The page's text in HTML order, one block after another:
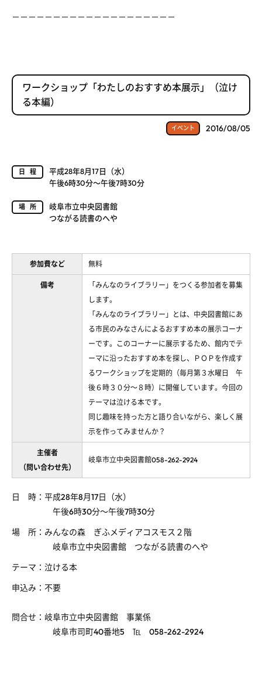
－－－－－－－－－－－－－－－－－－－－
ワークショップ「わたしのおすすめ本展示」（泣け
る本編）
イベント 2016/08/05
日程
平成28年8月17日（水）
午後6時30分～午後7時30分
場所
岐阜市立中央図書館
つながる読書のへや
参加費など 無料
備考
「みんなのライブラリー」をつくる参加者を募集
します。
「みんなのライブラリー」とは、中央図書館にあ
る市民のみなさんによるおすすめ本の展示コーナ
ーです。このコーナーに展示するため、館内でテ
ーマに沿ったおすすめ本を探し、ＰＯＰを作成す
るワークショップを定期的（毎月第３水曜日 午
後６時３０分～８時）に開催しています。今回の
テーマは泣ける本です。
同じ趣味を持った方と語り合いながら、楽しく展
示を作ってみませんか？
主催者
（問い合わせ先）
岐阜市立中央図書館058-262-2924
日 時：平成28年8月17日（水）
午後6時30分～午後7時30分
場 所：みんなの森 ぎふメディアコスモス２階
岐阜市立中央図書館 つながる読書のへや
テーマ：泣ける本
申込み：不要
問合せ：岐阜市立中央図書館 事業係
岐阜市司町40番地5 ℡ 058-262-2924